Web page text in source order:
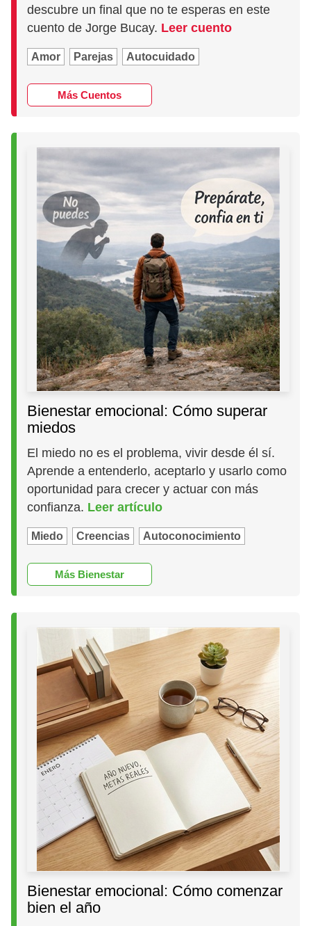
descubre un final que no te esperas en este
cuento de Jorge Bucay. Leer cuento
Amor Parejas Autocuidado
Más Cuentos
Bienestar emocional: Cómo superar
miedos
El miedo no es el problema, vivir desde él sí.
Aprende a entenderlo, aceptarlo y usarlo como
oportunidad para crecer y actuar con más
confianza. Leer artículo
Miedo Creencias Autoconocimiento
Más Bienestar
Bienestar emocional: Cómo comenzar
bien el año